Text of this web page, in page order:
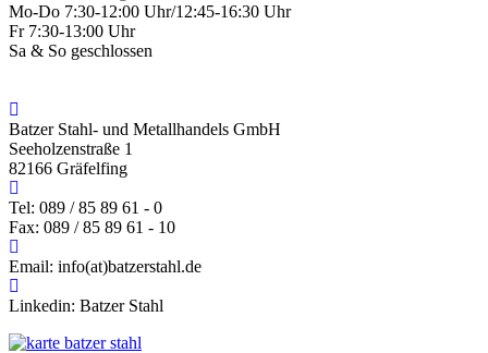
Mo-Do 7:30-12:00 Uhr/12:45-16:30 Uhr
Fr 7:30-13:00 Uhr
Sa & So geschlossen
Batzer Stahl- und Metallhandels GmbH
Seeholzenstraße 1
82166 Gräfelfing
Tel: 089 / 85 89 61 - 0
Fax: 089 / 85 89 61 - 10
Email: info(at)batzerstahl.de
Linkedin: Batzer Stahl